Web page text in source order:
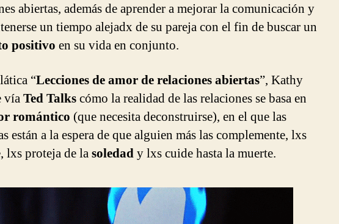
abiertas, además de aprender a mejorar la comunicación y
un tiempo alejadx de su pareja con el fin de buscar un
positivo en su vida en conjunto.
“Lecciones de amor de relaciones abiertas”, Kathy
víaTed Talkscómo la realidad de las relaciones se basa en
romántico (que necesita deconstruirse), en el que las
están a la espera de que alguien más las complemente, lxs
lxs proteja de lasoledady lxs cuide hasta la muerte.